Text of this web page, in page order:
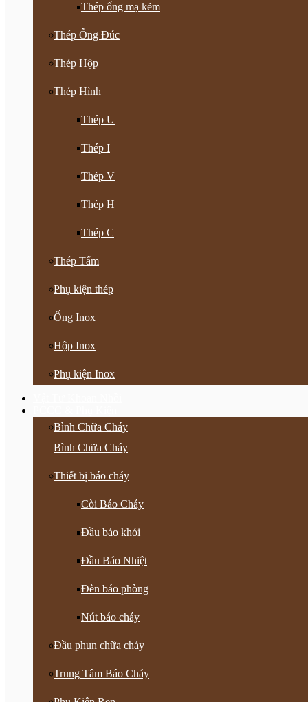
Thép ống mạ kẽm
Thép Ống Đúc
Thép Hộp
Thép Hình
Thép U
Thép I
Thép V
Thép H
Thép C
Thép Tấm
Phụ kiện thép
Ống Inox
Hộp Inox
Phụ kiện Inox
Bình Chữa Cháy
Bình Chữa Cháy
Thiết bị báo cháy
Còi Báo Cháy
Đầu báo khói
Đầu Báo Nhiệt
Đèn báo phòng
Nút báo cháy
Đầu phun chữa cháy
Trung Tâm Báo Cháy